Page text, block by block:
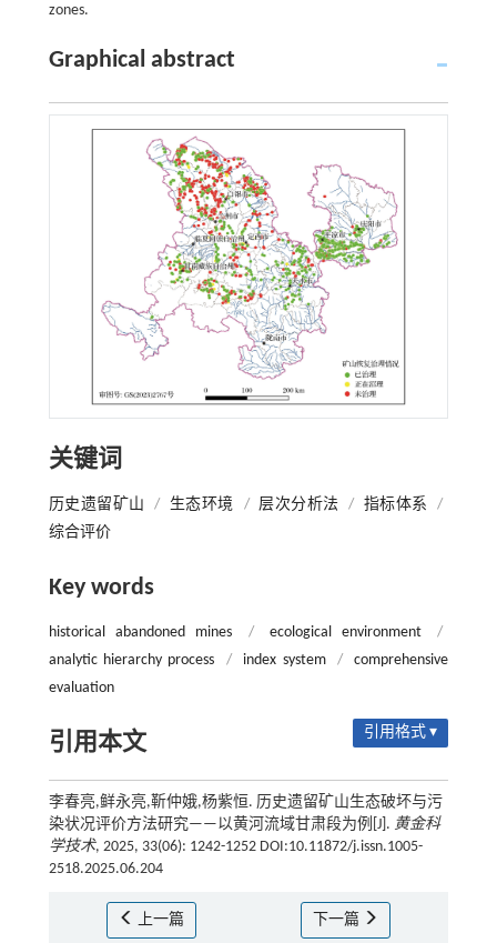
zones.
Graphical abstract
关键词
历史遗留矿山 / 生态环境 / 层次分析法 / 指标体系
/
综合评价
Key words
historical abandoned mines / ecological environment
/
analytic hierarchy process
/ index system /
comprehensive
evaluation
引用本文 引用格式 ▾
李春亮,鲜永亮,靳仲娥,杨紫恒. 历史遗留矿山生态破坏与污
染状况评价方法研究——以黄河流域甘肃段为例[J]. 黄金科
学技术, 2025, 33(06): 1242-1252 DOI:10.11872/j.issn.1005-
2518.2025.06.204
上一篇 下一篇